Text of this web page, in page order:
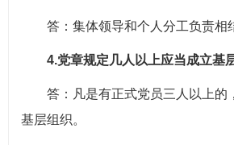
答：集体领导和个人分工负责相
4.党章规定几人以上应当成立基
答：凡是有正式党员三人以上的
基层组织。